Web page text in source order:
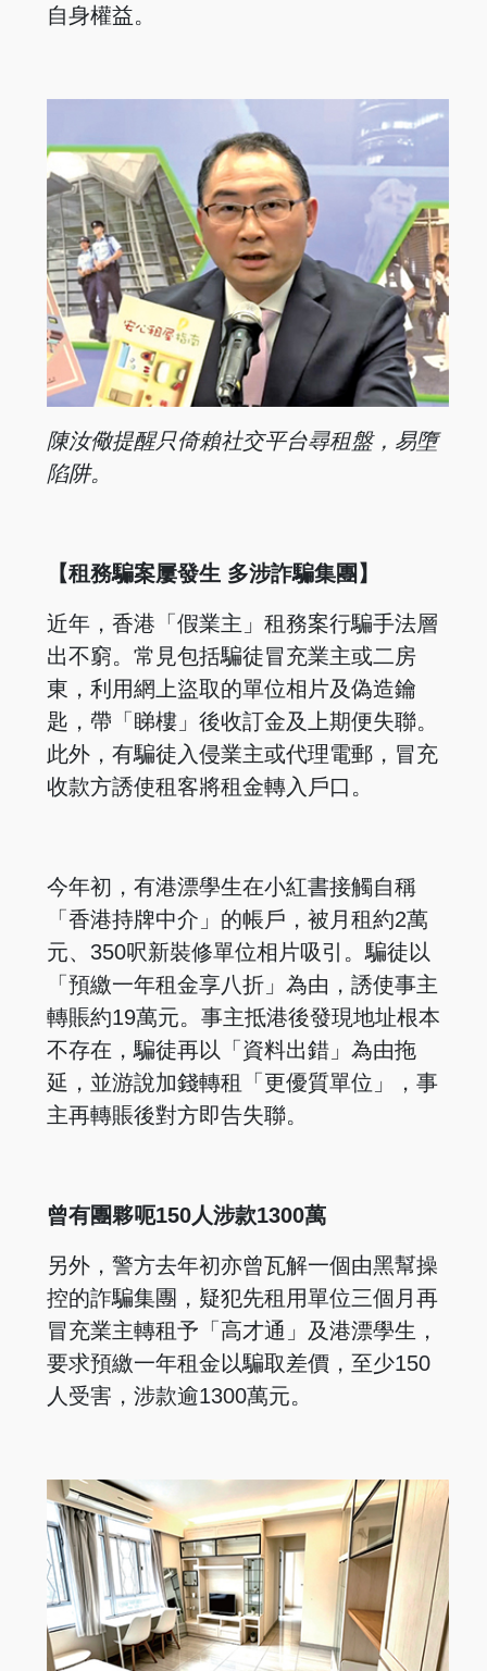
自身權益。
陳汝儆提醒只倚賴社交平台尋租盤，易墮
陷阱。
【租務騙案屢發生 多涉詐騙集團】
近年，香港「假業主」租務案行騙手法層
出不窮。常見包括騙徒冒充業主或二房
東，利用網上盜取的單位相片及偽造鑰
匙，帶「睇樓」後收訂金及上期便失聯。
此外，有騙徒入侵業主或代理電郵，冒充
收款方誘使租客將租金轉入戶口。
今年初，有港漂學生在小紅書接觸自稱
「香港持牌中介」的帳戶，被月租約2萬
元、350呎新裝修單位相片吸引。騙徒以
「預繳一年租金享八折」為由，誘使事主
轉賬約19萬元。事主抵港後發現地址根本
不存在，騙徒再以「資料出錯」為由拖
延，並游說加錢轉租「更優質單位」，事
主再轉賬後對方即告失聯。
曾有團夥呃150人涉款1300萬
另外，警方去年初亦曾瓦解一個由黑幫操
控的詐騙集團，疑犯先租用單位三個月再
冒充業主轉租予「高才通」及港漂學生，
要求預繳一年租金以騙取差價，至少150
人受害，涉款逾1300萬元。